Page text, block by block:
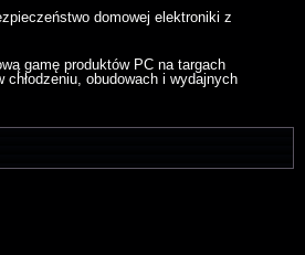
domowej elektroniki z
gamę produktów PC na targach
chłodzeniu, obudowach i wydajnych